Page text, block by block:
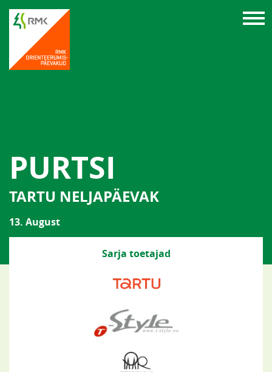
PURTSI
TARTU NELJAPÄEVAK
13. August
Sarja toetajad